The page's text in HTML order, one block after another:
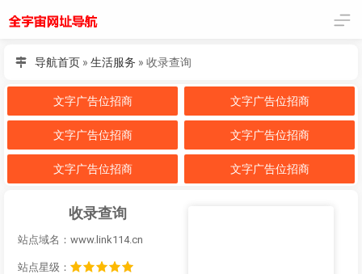
导航首页 » 生活服务 » 收录查询
文字广告位招商 文字广告位招商
文字广告位招商 文字广告位招商
文字广告位招商 文字广告位招商
收录查询
站点域名：www.link114.cn
站点星级：